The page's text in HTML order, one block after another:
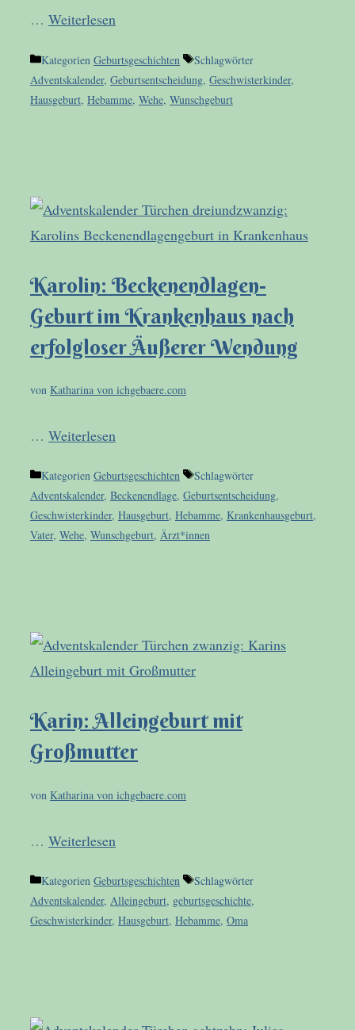
… Weiterlesen
Kategorien Geburtsgeschichten
Schlagwörter
Adventskalender, Geburtsentscheidung, Geschwisterkinder,
Hausgeburt, Hebamme, Wehe, Wunschgeburt
Karolin: Beckenendlagen-
Geburt im Krankenhaus nach
erfolgloser Äußerer Wendung
von Katharina von ichgebaere.com
… Weiterlesen
Kategorien Geburtsgeschichten
Schlagwörter
Adventskalender, Beckenendlage, Geburtsentscheidung,
Geschwisterkinder, Hausgeburt, Hebamme, Krankenhausgeburt,
Vater, Wehe, Wunschgeburt, Ärzt*innen
Karin: Alleingeburt mit
Großmutter
von Katharina von ichgebaere.com
… Weiterlesen
Kategorien Geburtsgeschichten
Schlagwörter
Adventskalender, Alleingeburt, geburtsgeschichte,
Geschwisterkinder, Hausgeburt, Hebamme, Oma